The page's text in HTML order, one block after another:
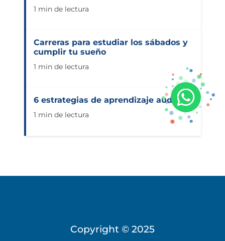
1 min de lectura
Carreras para estudiar los sábados y
cumplir tu sueño
1 min de lectura
6 estrategias de aprendizaje auditivo
1 min de lectura
Copyright © 2025
Universidad Virtual